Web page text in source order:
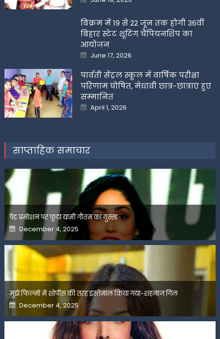
on
बिक्रम में 19 से 22 जून तक होगी 36वीं
बिहार स्टेट शूटिंग चैंपियनशिप का
आयोजन
Posted
on
June 17, 2026
पार्वती सेंट्रल स्कूल में वार्षिक परीक्षा
परिणाम घोषित, मेधावी छात्र-छात्राएं हुए
सम्मानित
Posted
on
April 1, 2026
साप्ताहिक समाचार
पेड प्रमोशन पर फूटा यामी गौतम का गुस्सा
Posted
on
December 4, 2025
मुझे फिल्मों में शोपीस की तरह इस्तेमाल किया गया-शहनाज गिल
Posted
on
December 4, 2025